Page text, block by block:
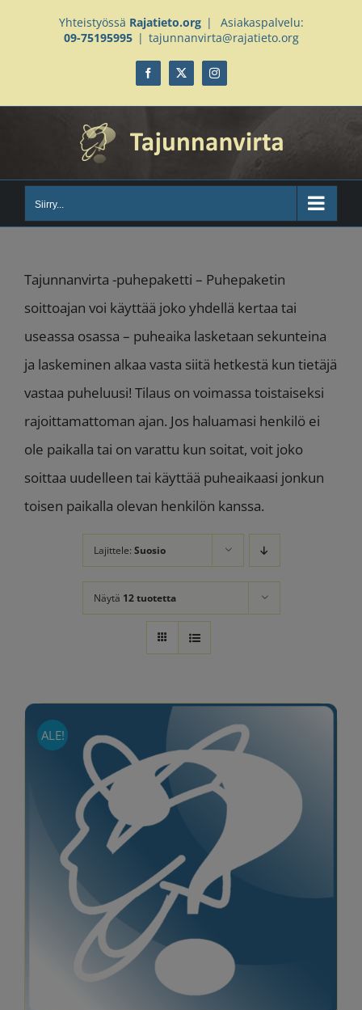
Yhteistyössä Rajatieto.org |
Asiakaspalvelu:
09-75195995 | tajunnanvirta@rajatieto.org
Facebook
X Instagram
Siirry...
Tajunnanvirta -puhepaketti – Puhepaketin
soittoajan voi käyttää joko yhdellä kertaa tai
useassa osassa – puheaika lasketaan sekunteina
ja laskeminen alkaa vasta siitä hetkestä kun tietäjä
vastaa puheluusi! Tilaus on voimassa toistaiseksi
rajoittamattoman ajan. Jos haluamasi henkilö ei
ole paikalla tai on varattu kun soitat, voit joko
soittaa uudelleen tai käyttää puheaikaasi jonkun
toisen paikalla olevan henkilön kanssa.
Lajittele: Suosio
Näytä 12 tuotetta
ALE!